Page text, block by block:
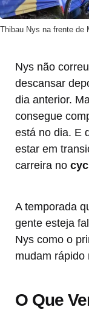
Thibau Nys na frente de
Nys não
descansar
dia anterior.
consegue
está no dia. E
estar em
carreira no
A temporada
gente esteja
Nys como o
mudam rápido
O Que